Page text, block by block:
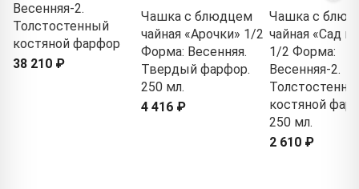
Весенняя-2.
Толстостенный
костяной фарфор
38 210 ₽
Чашка с блюдцем
чайная «Арочки» 1/2
Форма: Весенняя.
Твердый фарфор.
250 мл.
4 416 ₽
Чашка с
чайная «Сад
1/2 Форма:
Весенняя-2.
костяной
250 мл.
2 610 ₽